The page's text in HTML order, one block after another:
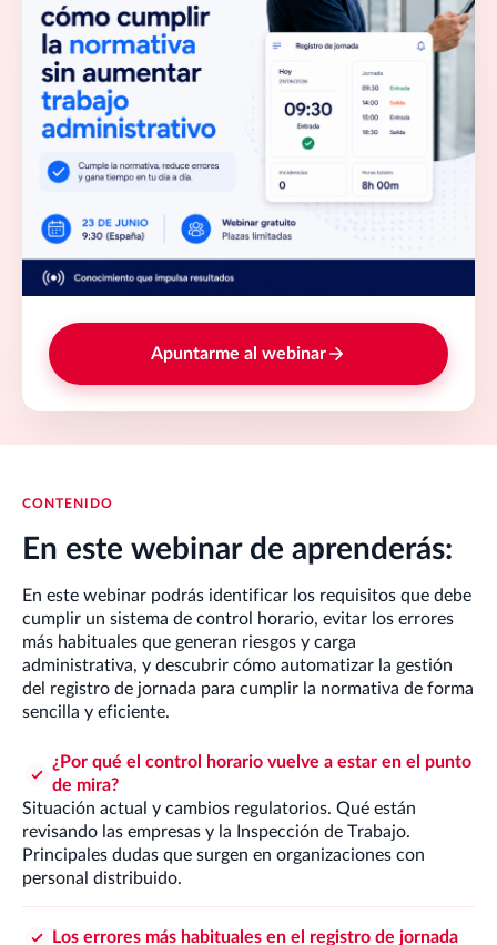
Apuntarme al webinar
CONTENIDO
En este webinar de aprenderás:
En este webinar podrás identificar los requisitos que debe
cumplir un sistema de control horario, evitar los errores
más habituales que generan riesgos y carga
administrativa, y descubrir cómo automatizar la gestión
del registro de jornada para cumplir la normativa de forma
sencilla y eficiente.
¿Por qué el control horario vuelve a estar en el punto
de mira?
Situación actual y cambios regulatorios. Qué están
revisando las empresas y la Inspección de Trabajo.
Principales dudas que surgen en organizaciones con
personal distribuido.
Los errores más habituales en el registro de jornada